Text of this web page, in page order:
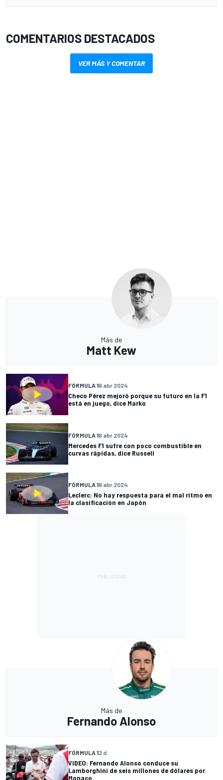
COMENTARIOS DESTACADOS
VER MÁS Y COMENTAR
Más de
Matt Kew
FÓRMULA 16 abr 2024
Checo Pérez mejoró porque su futuro en la F1
está en juego, dice Marko
FÓRMULA 16 abr 2024
Mercedes F1 sufre con poco combustible en
curvas rápidas, dice Russell
FÓRMULA 16 abr 2024
Leclerc: No hay respuesta para el mal ritmo en
la clasificación en Japón
Más de
Fernando Alonso
FÓRMULA 12 d
VIDEO: Fernando Alonso conduce su
Lamborghini de seis millones de dólares por
Monaco